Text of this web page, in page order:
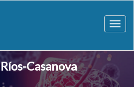
Casanova